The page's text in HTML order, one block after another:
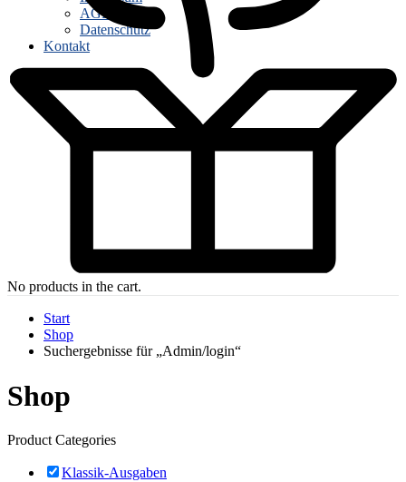
AGB
Datenschutz
Kontakt
No products in the cart.
Start
Shop
Suchergebnisse für „Admin/login“
Shop
Product Categories
Klassik-Ausgaben